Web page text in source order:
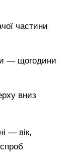
частини
— щогодини
вниз
— вік,